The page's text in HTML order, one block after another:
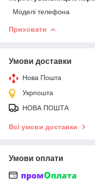
Моделі телефона
Приховати
Умови доставки
Нова Пошта
Укрпошта
НОВА ПОШТА
Всі умови доставки
Умови оплати